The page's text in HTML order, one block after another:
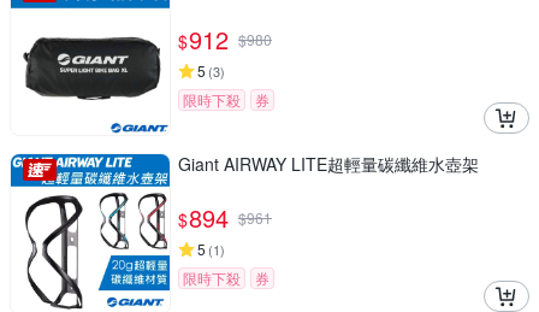
$912 $980
5 (3)
限時下殺 券
Giant AIRWAY LITE超輕量碳纖維水壺架
$894 $961
5 (1)
限時下殺 券